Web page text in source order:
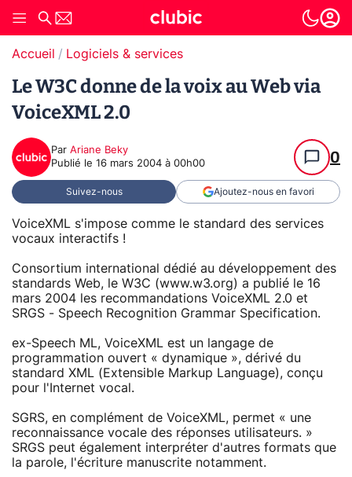
Accueil Logiciels & services
Le W3C donne de la voix au Web via
VoiceXML 2.0
Par Ariane Beky
Publié le 16 mars 2004 à 00h00 0
Suivez-nous Ajoutez-nous en favori
VoiceXML s'impose comme le standard des services
vocaux interactifs !
Consortium international dédié au développement des
standards Web, le W3C (www.w3.org) a publié le 16
mars 2004 les recommandations VoiceXML 2.0 et
SRGS - Speech Recognition Grammar Specification.
ex-Speech ML, VoiceXML est un langage de
programmation ouvert « dynamique », dérivé du
standard XML (Extensible Markup Language), conçu
pour l'Internet vocal.
SGRS, en complément de VoiceXML, permet « une
reconnaissance vocale des réponses utilisateurs. »
SRGS peut également interpréter d'autres formats que
la parole, l'écriture manuscrite notamment.